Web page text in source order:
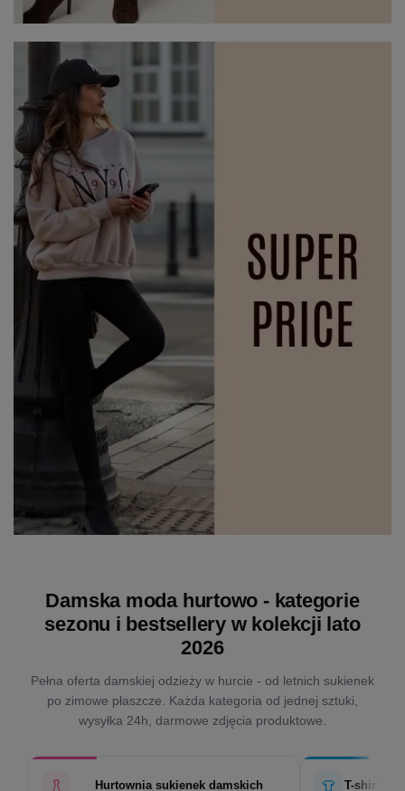
Damska moda hurtowo - kategorie
sezonu i bestsellery w kolekcji lato
2026
Pełna oferta damskiej odzieży w hurcie - od letnich sukienek
po zimowe płaszcze. Każda kategoria od jednej sztuki,
wysyłka 24h, darmowe zdjęcia produktowe.
Hurtownia sukienek damskich T-shirty